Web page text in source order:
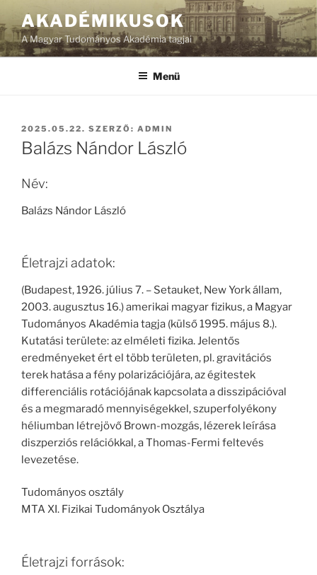
AKADÉMIKUSOK
A Magyar Tudományos Akadémia tagjai
Menü
BEKÜLDVE:
2025.05.22. SZERZŐ: ADMIN
Balázs Nándor László
Név:
Balázs Nándor László
Életrajzi adatok:
(Budapest, 1926. július 7. – Setauket, New York állam,
2003. augusztus 16.) amerikai magyar fizikus, a Magyar
Tudományos Akadémia tagja (külső 1995. május 8.).
Kutatási területe: az elméleti fizika. Jelentős
eredményeket ért el több területen, pl. gravitációs
terek hatása a fény polarizációjára, az égitestek
differenciális rotációjának kapcsolata a disszipációval
és a megmaradó mennyiségekkel, szuperfolyékony
héliumban létrejövő Brown-mozgás, lézerek leírása
diszperziós relációkkal, a Thomas-Fermi feltevés
levezetése.
Tudományos osztály
MTA XI. Fizikai Tudományok Osztálya
Életrajzi források: